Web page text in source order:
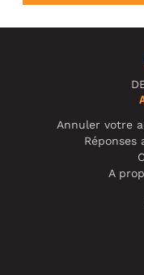
Annuler votre
Réponses
A